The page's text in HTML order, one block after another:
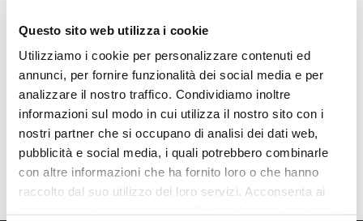
Questo sito web utilizza i cookie
Utilizziamo i cookie per personalizzare contenuti ed
annunci, per fornire funzionalità dei social media e per
analizzare il nostro traffico. Condividiamo inoltre
informazioni sul modo in cui utilizza il nostro sito con i
nostri partner che si occupano di analisi dei dati web,
pubblicità e social media, i quali potrebbero combinarle
con altre informazioni che ha fornito loro o che hanno
raccolto dal suo utilizzo dei loro servizi. Acconsenta ai
Sorgente luminosa
Lampadina Led
Potenza e attacco
6x max 60W - G9
Lampadina
Esclusa
Dimmerazione
Dimmerabile
Classe energetica
A++, A+, A
Mpn
PUPPE SP L6 CRTR CR G9 CE